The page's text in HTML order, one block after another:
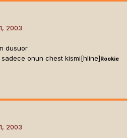
2003
dusuor
onun chest kismi[hline] Rookie
2003